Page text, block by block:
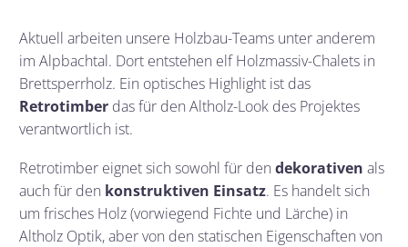
Aktuell arbeiten unsere Holzbau-Teams unter anderem
im Alpbachtal. Dort entstehen elf Holzmassiv-Chalets in
Brettsperrholz. Ein optisches Highlight ist das
Retrotimber das für den Altholz-Look des Projektes
verantwortlich ist.
Retrotimber eignet sich sowohl für den dekorativen als
auch für den konstruktiven Einsatz. Es handelt sich
um frisches Holz (vorwiegend Fichte und Lärche) in
Altholz Optik, aber von den statischen Eigenschaften von